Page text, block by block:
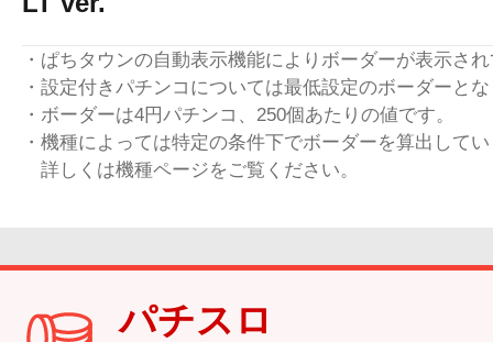
・ぱちタウンの自動表示機能によりボーダーが表示さ
・設定付きパチンコについては最低設定のボーダーと
・ボーダーは4円パチンコ、250個あたりの値です。
・機種によっては特定の条件下でボーダーを算出して
詳しくは機種ページをご覧ください。
パチスロ